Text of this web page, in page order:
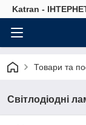
Katran -
Товари та
Світлодіодні